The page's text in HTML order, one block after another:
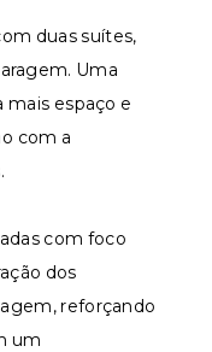
duas suítes,
Uma
mais espaço e
com a
com foco
dos
reforçando
um